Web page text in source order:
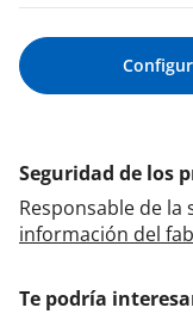
Seguridad de los
Responsable de
información del
Te podría